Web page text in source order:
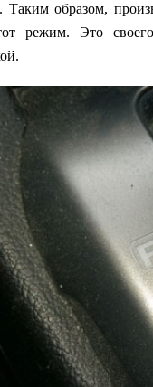
Таким образом,
режим. Это